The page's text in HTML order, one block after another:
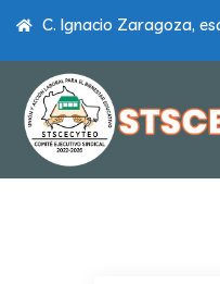
C. Ignacio Zaragoza,